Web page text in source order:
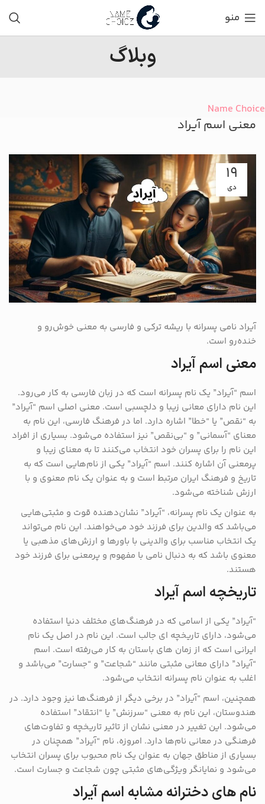
منو
وبلاگ
Name Choice
معنی اسم آیراد
19
دی
آیراد نامی پسرانه با ریشه ترکی و فارسی به معنی خوش‌رو و
خنده‌رو است.
معنی اسم آیراد
اسم “آیراد” یک نام پسرانه است که در زبان فارسی به کار می‌رود.
این نام دارای معانی زیبا و دلچسبی است. معنی اصلی اسم “آیراد”
به “نقص” یا “خطا” اشاره دارد. اما در فرهنگ فارسی، این نام به
معنای “آسمانی” و “بی‌نقص” نیز استفاده می‌شود. بسیاری از افراد
این نام را برای پسران خود انتخاب می‌کنند تا به معنای زیبا و
پرمعنی آن اشاره کنند. اسم “آیراد” یکی از نام‌هایی است که به
تاریخ و فرهنگ ایران مرتبط است و به عنوان یک نام معنوی و با
ارزش شناخته می‌شود.
به عنوان یک نام پسرانه، “آیراد” نشان‌دهنده قوت و مثبتی‌هایی
می‌باشد که والدین برای فرزند خود می‌خواهند. این نام می‌تواند
یک انتخاب مناسب برای والدینی با باورها و ارزش‌های مذهبی یا
معنوی باشد که به دنبال نامی با مفهوم و پرمعنی برای فرزند خود
هستند.
تاریخچه اسم آیراد
“آیراد” یکی از اسامی که در فرهنگ‌های مختلف دنیا استفاده
می‌شود، دارای تاریخچه ‌ای جالب است. این نام در اصل یک نام
ایرانی است که از زمان‌ های باستان به کار می‌رفته است. اسم
“آیراد” دارای معانی مثبتی مانند “شجاعت” و “جسارت” می‌باشد و
اغلب به عنوان نام پسرانه انتخاب می‌شود.
همچنین، اسم “آیراد” در برخی دیگر از فرهنگ‌ها نیز وجود دارد. در
هندوستان، این نام به معنی “سرزنش” یا “انتقاد” استفاده
می‌شود. این تغییر در معنی نشان از تاثیر تاریخچه و تفاوت‌های
فرهنگی در معانی نام‌ها دارد. امروزه، نام “آیراد” همچنان در
بسیاری از مناطق جهان به عنوان یک نام محبوب برای پسران انتخاب
می‌شود و نمایانگر ویژگی‌های مثبتی چون شجاعت و جسارت است.
نام های دخترانه مشابه اسم آیراد